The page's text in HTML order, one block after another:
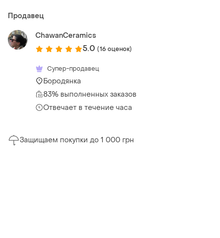
Продавец
ChawanCeramics
5.0 (16 оценок)
Супер-продавец
Бородянка
83% выполненных заказов
Отвечает в течение часа
Защищаем покупки до 1 000 грн